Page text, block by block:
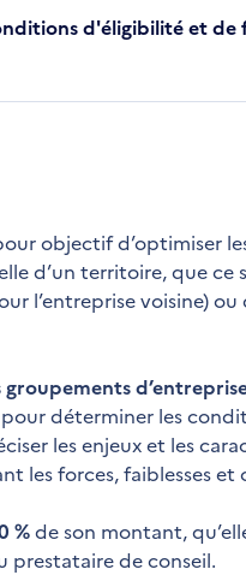
d'éligibilité et de
objectif d’optimiser
d’un territoire, que
l’entreprise voisine)
pour déterminer les
les enjeux et les
les forces, faiblesses
%de son montant,
prestataire de conseil.